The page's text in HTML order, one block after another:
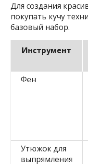
Для создания
покупать кучу
базовый набор.
Инструмент
Фен
Утюжок для
выпрямления